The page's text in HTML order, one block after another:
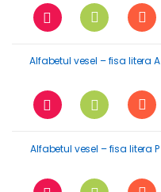
Alfabetul vesel – fisa litera A
Alfabetul vesel – fisa litera P